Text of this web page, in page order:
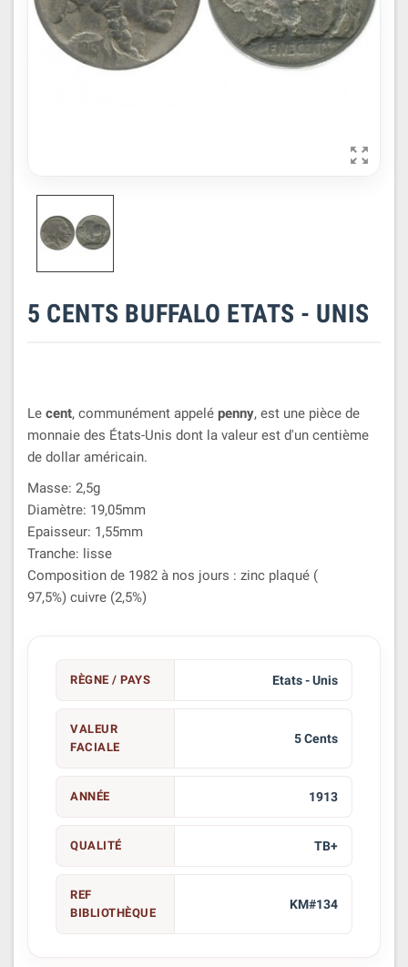

5 CENTS BUFFALO ETATS - UNIS
Le cent, communément appelé penny, est une pièce de
monnaie des États-Unis dont la valeur est d'un centième
de dollar américain.
Masse: 2,5g
Diamètre: 19,05mm
Epaisseur: 1,55mm
Tranche: lisse
Composition de 1982 à nos jours : zinc plaqué (
97,5%) cuivre (2,5%)
RÈGNE / PAYS Etats - Unis
VALEUR
FACIALE
5 Cents
ANNÉE 1913
QUALITÉ TB+
REF
BIBLIOTHÈQUE
KM#134